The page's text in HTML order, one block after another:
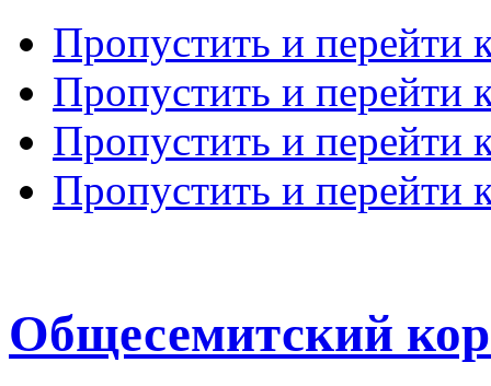
Пропустить и перейти
Пропустить и перейти
Пропустить и перейти
Пропустить и перейти
Общесемитский